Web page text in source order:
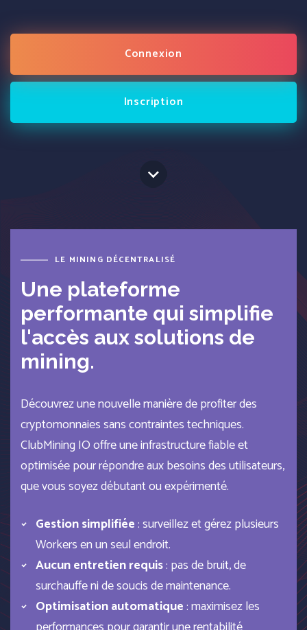
Connexion
Inscription
LE MINING DÉCENTRALISÉ
Une plateforme
performante qui simplifie
l'accès aux solutions de
mining.
Découvrez une nouvelle manière de profiter des
cryptomonnaies sans contraintes techniques.
ClubMining IO offre une infrastructure fiable et
optimisée pour répondre aux besoins des utilisateurs,
que vous soyez débutant ou expérimenté.
Gestion simplifiée: surveillez et gérez plusieurs
Workers en un seul endroit.
Aucun entretien requis: pas de bruit, de
surchauffe ni de soucis de maintenance.
Optimisation automatique: maximisez les